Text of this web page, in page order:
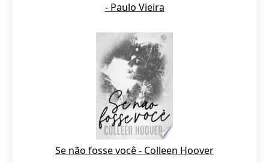
- Paulo Vieira
Se não fosse você - Colleen Hoover